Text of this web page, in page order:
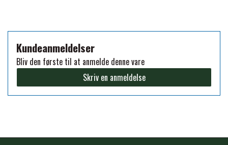
Kundeanmeldelser
Bliv den første til at anmelde denne vare
Skriv en anmeldelse